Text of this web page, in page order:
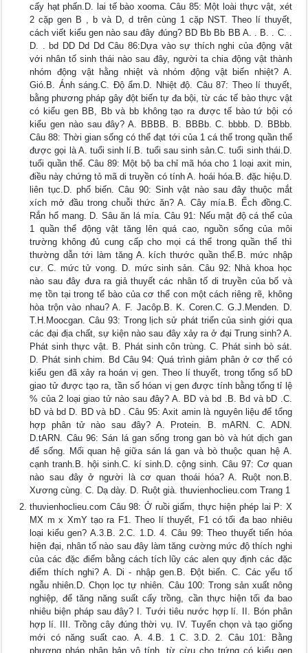
cấy hạt phấn.D. lai tế bào xooma. Câu 85: Một loài thực vật, xét
2 cặp gen B , b và D, d trên cùng 1 cặp NST. Theo lí thuyết,
cách viết kiểu gen nào sau đây đúng? BD Bb Bb BB A. . B. . C. .
D. . bd DD Dd Dd Câu 86:Dựa vào sự thích nghi của động vật
với nhân tố sinh thái nào sau đây, người ta chia động vật thành
nhóm động vật hằng nhiệt và nhóm động vật biến nhiệt? A.
Gió.B. Ánh sáng.C. Độ ẩm.D. Nhiệt độ. Câu 87: Theo lí thuyết,
bằng phương pháp gây đột biến tự đa bội, từ các tế bào thực vật
có kiểu gen BB, Bb và bb không tạo ra được tế bào tứ bội có
kiểu gen nào sau đây? A. BBBB. B. BBBb. C. bbbb. D. BBbb.
Câu 88: Thời gian sống có thể đạt tới của 1 cá thể trong quần thể
được gọi là A. tuổi sinh lí.B. tuổi sau sinh sản.C. tuổi sinh thái.D.
tuổi quần thể. Câu 89: Một bộ ba chỉ mã hóa cho 1 loại axit min,
điều này chứng tỏ mã di truyền có tính A. hoái hóa.B. đặc hiệu.D.
liên tục.D. phổ biến. Câu 90: Sinh vật nào sau đây thuộc mắt
xích mở đầu trong chuỗi thức ăn? A. Cây mía.B. Ếch đồng.C.
Rắn hổ mang. D. Sâu ăn lá mía. Câu 91: Nếu mật độ cá thể của
1 quần thể động vật tăng lên quá cao, nguồn sống của môi
trường không đủ cung cấp cho mọi cá thể trong quần thể thì
thường dẫn tới làm tăng A. kích thước quần thể.B. mức nhập
cư. C. mức tử vong. D. mức sinh sản. Câu 92: Nhà khoa học
nào sau đây đưa ra giả thuyết các nhân tố di truyền của bố và
mẹ tồn tại trong tế bào của cơ thể con một cách riêng rẽ, không
hòa trộn vào nhau? A. F. Jacôp.B. K. Coren.C. G.J.Menden. D.
T.H.Moocgan. Câu 93: Trong lịch sử phát triển của sinh giới qua
các đại địa chất, sự kiện nào sau đây xảy ra ở đại Trung sinh? A.
Phát sinh thực vật. B. Phát sinh côn trùng. C. Phát sinh bò sát.
D. Phát sinh chim. Bd Câu 94: Quá trình giảm phân ở cơ thể có
kiểu gen đã xảy ra hoán vị gen. Theo lí thuyết, trong tổng số bD
giao tử được tạo ra, tần số hóan vị gen được tính bằng tổng tỉ lệ
% của 2 loại giao tử nào sau đây? A. BD và bd .B. Bd và bD .C.
bD và bd D. BD và bD . Câu 95: Axit amin là nguyên liệu để tổng
hợp phân tử nào sau đây? A. Protein. B. mARN. C. ADN.
D.tARN. Câu 96: Sán lá gan sống trong gan bò và hút dịch gan
để sống. Mối quan hệ giữa sán lá gan và bò thuộc quan hệ A.
cạnh tranh.B. hội sinh.C. kí sinh.D. cộng sinh. Câu 97: Cơ quan
nào sau đây ở người là cơ quan thoái hóa? A. Ruột non.B.
Xương cùng. C. Dạ dày. D. Ruột già. thuvienhoclieu.com Trang 1
thuvienhoclieu.com Câu 98: Ở ruồi giấm, thực hiện phép lai P: X
MX m x XmY tạo ra F1. Theo lí thuyết, F1 có tối đa bao nhiêu
loại kiểu gen? A.3.B. 2.C. 1.D. 4. Câu 99: Theo thuyết tiến hóa
hiện đại, nhân tố nào sau đây làm tăng cường mức độ thích nghi
của các đặc điểm bằng cách tích lũy các alen quy định các đặc
điểm thích nghi? A. Di - nhập gen.B. Đột biến. C. Các yếu tố
ngẫu nhiên.D. Chọn lọc tự nhiên. Câu 100: Trong sản xuất nông
nghiệp, để tăng năng suất cấy trồng, cần thực hiện tối đa bao
nhiêu biện pháp sau đây? I. Tưới tiêu nước hợp lí. II. Bón phân
hợp lí. III. Trồng cây đúng thời vụ. IV. Tuyển chọn và tạo giống
mới có năng suất cao. A. 4.B. 1 C. 3.D. 2. Câu 101: Bằng
phương pháp nhân bản vô tính, từ cừu cho trứng có kiểu gen